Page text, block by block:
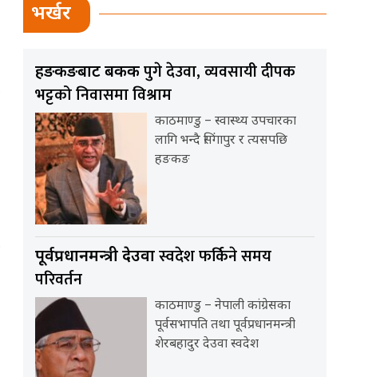
भर्खर
हङकङबाट बैंककपुगे देउवा, व्यवसायी दीपक
भट्टको निवासमा विश्राम
काठमाण्डु – स्वास्थ्य उपचारका
लागि भन्दै सिंगापुर र त्यसपछि
हङकङ
पूर्वप्रधानमन्त्री देउवास्वदेश फर्किने समय
परिवर्तन
काठमाण्डु – नेपाली कांग्रेसका
पूर्वसभापति तथा पूर्वप्रधानमन्त्री
शेरबहादुर देउवा स्वदेश